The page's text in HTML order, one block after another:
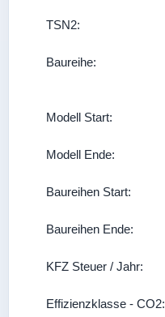
TSN2:
Baureihe:
Modell Start:
Modell Ende:
Baureihen Start:
Baureihen Ende:
KFZ Steuer / Jahr:
Effizienzklasse - CO2: